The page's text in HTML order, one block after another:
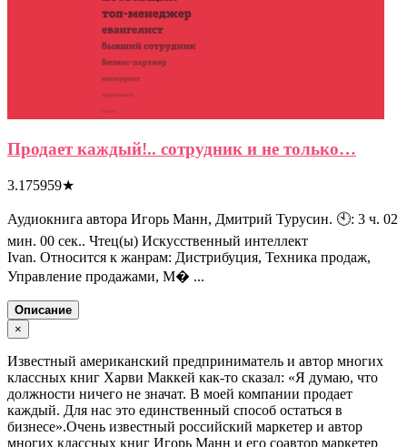
Продает каждый!.. сотрудник и не только…
3.175959★
Аудиокнига автора Игорь Манн, Дмитрий Турусин. 🕙: 3 ч. 02
мин. 00 сек.. Чтец(ы) Искусственный интеллект
Ivan. Относится к жанрам: Дистрибуция, Техника продаж,
Управление продажами, М� ...
Описание
×
Известный американский предприниматель и автор многих
классных книг Харви Маккей как-то сказал: «Я думаю, что
должности ничего не значат. В моей компании продает
каждый. Для нас это единственный способ остаться в
бизнесе».Очень известный российский маркетер и автор
многих классных книг Игорь Манн и его соавтор маркетер